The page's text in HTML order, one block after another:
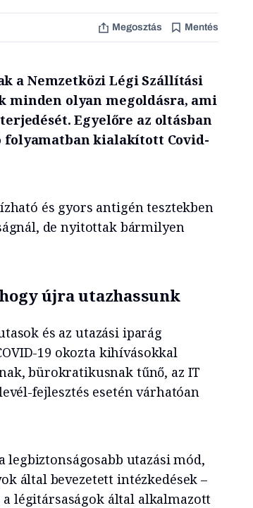
Megosztás Mentés
a Nemzetközi Légi Szállítási
minden olyan megoldásra, ami
Egyelőre az oltásban
folyamatban kialakított Covid-
és gyors antigén tesztekben
de nyitottak bármilyen
újra utazhassunk
és az utazási iparág
19 okozta kihívásokkal
bürokratikusnak tűnő, az IT
fejlesztés esetén várhatóan
utazási mód,
által bevezetett intézkedések –
légitársaságok által alkalmazott